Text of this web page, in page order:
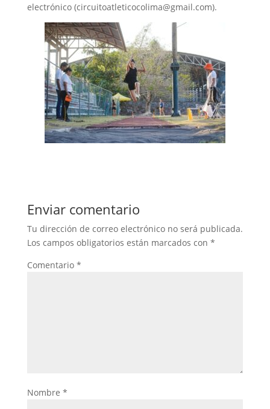
electrónico (circuitoatleticocolima@gmail.com).
Enviar comentario
Tu dirección de correo electrónico no será publicada.
Los campos obligatorios están marcados con *
Comentario *
Nombre *